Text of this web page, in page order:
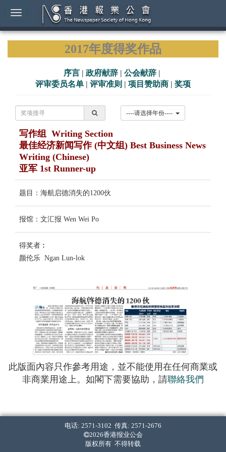
2017年度得奖作品
序言 | 政府献辞 | 公会献辞 |
评审委员名单 | 评审准则 | 项目赞助商 | 奖项
写作组 Writing Section
最佳经济新闻写作 (中文组) Best Business News
Writing (Chinese)
亚军 1st Runner-up
题目：海航启德消失的1200伙
报馆：文汇报 Wen Wei Po
得奖者︰
颜伦乐 Ngan Lun-lok
此版面內容只作參考用途，並不能使用在任何商業或
非商業用途上。如閣下需要協助，請聯絡我們
电话: 2571-3102 传真: 2571-2676
2026香港报业公会
版权所有 不得转载